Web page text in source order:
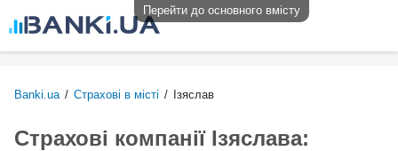
Перейти до основного вмісту
Banki.ua / Страхові в місті / Ізяслав
Страхові компанії Ізяслава: